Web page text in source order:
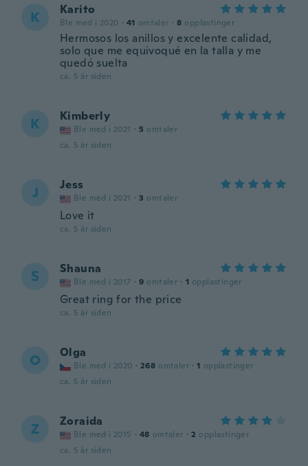
K Karito
Ble med i 2020 · 41 omtaler · 8 opplastinger
Hermosos los anillos y excelente calidad,
solo que me equivoqué en la talla y me
quedó suelta
ca. 5 år siden
K Kimberly
Ble med i 2021 · 5 omtaler
ca. 5 år siden
J Jess
Ble med i 2021 · 3 omtaler
Love it
ca. 5 år siden
S Shauna
Ble med i 2017 · 9 omtaler · 1 opplastinger
Great ring for the price
ca. 5 år siden
O Olga
Ble med i 2020 · 268 omtaler · 1 opplastinger
ca. 5 år siden
Z Zoraida
Ble med i 2015 · 48 omtaler · 2 opplastinger
ca. 5 år siden